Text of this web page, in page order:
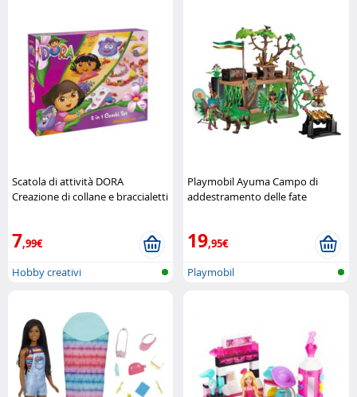
Scatola di attività DORA
Creazione di collane e braccialetti
7,99€
Hobby creativi
Playmobil Ayuma Campo di
addestramento delle fate
19,95€
Playmobil